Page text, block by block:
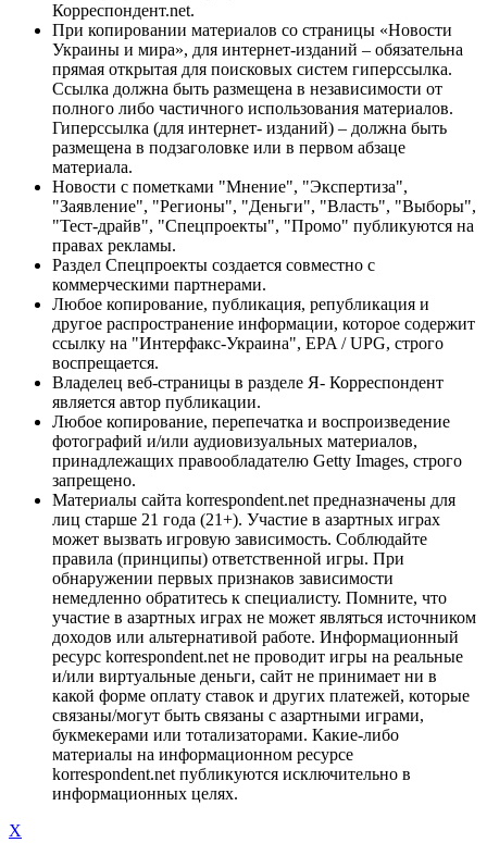
Корреспондент.net.
При копировании материалов со страницы «Новости
Украины и мира», для интернет-изданий – обязательна
прямая открытая для поисковых систем гиперссылка.
Ссылка должна быть размещена в независимости от
полного либо частичного использования материалов.
Гиперссылка (для интернет- изданий) – должна быть
размещена в подзаголовке или в первом абзаце
материала.
Новости с пометками "Мнение", "Экспертиза",
"Заявление", "Регионы", "Деньги", "Власть", "Выборы",
"Тест-драйв", "Спецпроекты", "Промо" публикуются на
правах рекламы.
Раздел Спецпроекты создается совместно с
коммерческими партнерами.
Любое копирование, публикация, републикация и
другое распространение информации, которое содержит
ссылку на "Интерфакс-Украина", EPA / UPG, строго
воспрещается.
Владелец веб-страницы в разделе Я- Корреспондент
является автор публикации.
Любое копирование, перепечатка и воспроизведение
фотографий и/или аудиовизуальных материалов,
принадлежащих правообладателю Getty Images, строго
запрещено.
Материалы сайта korrespondent.net предназначены для
лиц старше 21 года (21+). Участие в азартных играх
может вызвать игровую зависимость. Соблюдайте
правила (принципы) ответственной игры. При
обнаружении первых признаков зависимости
немедленно обратитесь к специалисту. Помните, что
участие в азартных играх не может являться источником
доходов или альтернативой работе. Информационный
ресурс korrespondent.net не проводит игры на реальные
и/или виртуальные деньги, сайт не принимает ни в
какой форме оплату ставок и других платежей, которые
связаны/могут быть связаны с азартными играми,
букмекерами или тотализаторами. Какие-либо
материалы на информационном ресурсе
korrespondent.net публикуются исключительно в
информационных целях.
X